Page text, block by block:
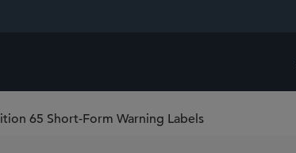
65 Short-Form Warning Labels